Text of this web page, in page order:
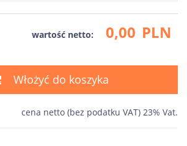
wartość netto: 0,00 PLN
Włożyć do koszyka
cena netto (bez podatku VAT) 23% Vat.